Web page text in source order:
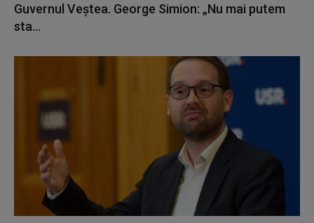
Guvernul Veștea. George Simion: „Nu mai putem
sta...